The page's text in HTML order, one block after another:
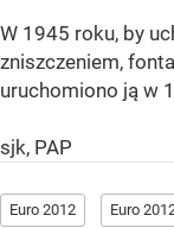
W 1945 roku, by
zniszczeniem,
uruchomiono ją w
sjk, PAP
Euro 2012 Euro